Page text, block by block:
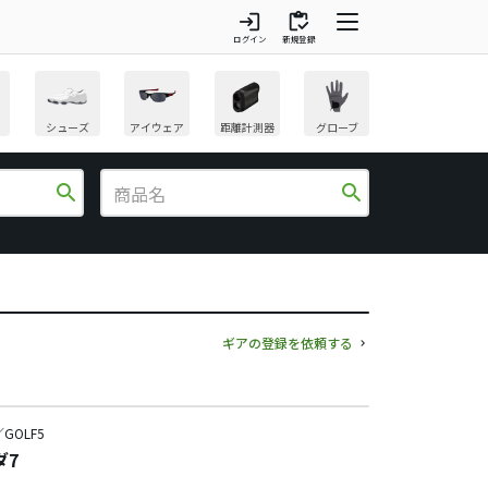
login
ログイン
inventory
新規登録
シューズ アイウェア 距離計測器 グローブ
search search
ギアの登録を依頼する
7